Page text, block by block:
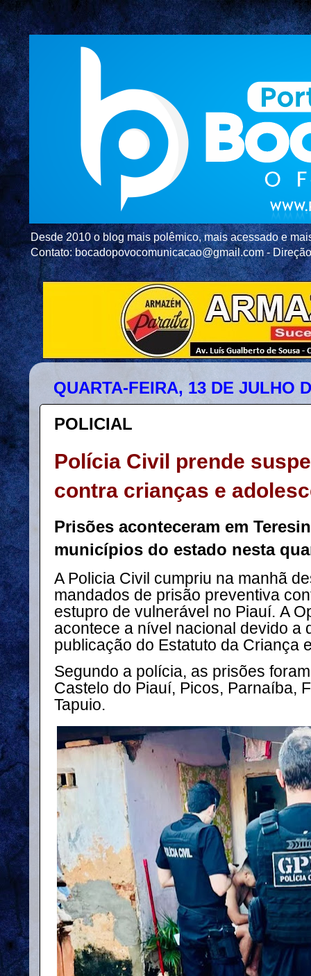
Desde 2010 o blog mais polêmico, mais acessado e
Contato: bocadopovocomunicacao@gmail.com -
QUARTA-FEIRA, 13 DE JULHO
POLICIAL
Polícia Civil prende
contra crianças e
Prisões aconteceram em
municípios do estado nesta
A Policia Civil cumpriu na manhã
mandados de prisão preventiva
estupro de vulnerável no Piauí. A
acontece a nível nacional devido a
publicação do Estatuto da Criança
Segundo a polícia, as prisões
Castelo do Piauí, Picos, Parnaíba,
Tapuio.